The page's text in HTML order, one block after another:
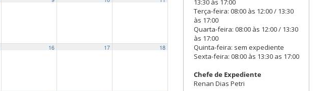
16 17 18
13:30 às 17:00
Terça-feira: 08:00 às 12:00 / 13:30
às 17:00
Quarta-feira: 08:00 às 12:00 / 13:30
às 17:00
Quinta-feira: sem expediente
Sexta-feira: 08:00 às 13:30 as 17:00
Chefe de Expediente
Renan Dias Petri